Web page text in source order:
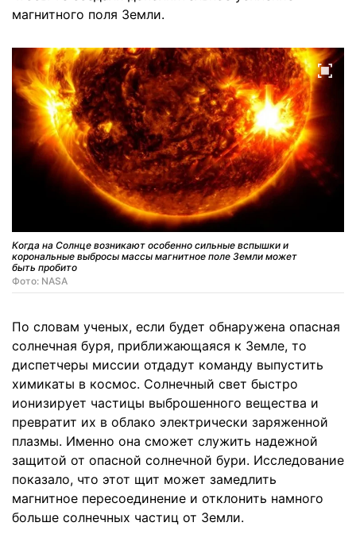
магнитного поля Земли.
Когда на Солнце возникают особенно сильные вспышки и
корональные выбросы массы магнитное поле Земли может
быть пробито
Фото: NASA
По словам ученых, если будет обнаружена опасная
солнечная буря, приближающаяся к Земле, то
диспетчеры миссии отдадут команду выпустить
химикаты в космос. Солнечный свет быстро
ионизирует частицы выброшенного вещества и
превратит их в облако электрически заряженной
плазмы. Именно она сможет служить надежной
защитой от опасной солнечной бури. Исследование
показало, что этот щит может замедлить
магнитное пересоединение и отклонить намного
больше солнечных частиц от Земли.